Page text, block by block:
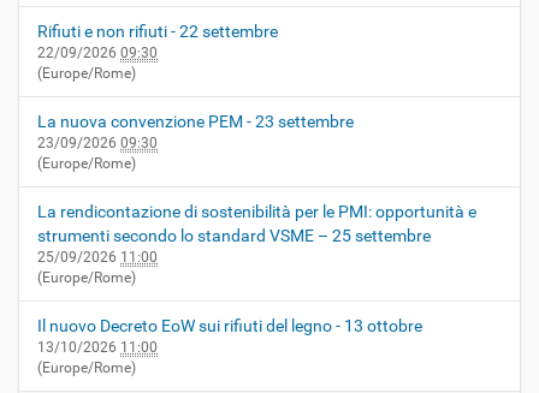
Rifiuti e non rifiuti - 22 settembre
22/09/2026 09:30
(Europe/Rome)
La nuova convenzione PEM - 23 settembre
23/09/2026 09:30
(Europe/Rome)
La rendicontazione di sostenibilità per le PMI: opportunità e
strumenti secondo lo standard VSME – 25 settembre
25/09/2026 11:00
(Europe/Rome)
Il nuovo Decreto EoW sui rifiuti del legno - 13 ottobre
13/10/2026 11:00
(Europe/Rome)